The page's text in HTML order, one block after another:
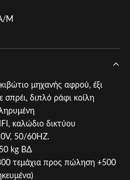
Μ
κιβώτιο μηχανής αφρού, έξι
διπλό ράφι κοίλη
καλώδιο δικτύου
50/60HZ.
kg ΒΔ
τεμάχια προς πώληση +500